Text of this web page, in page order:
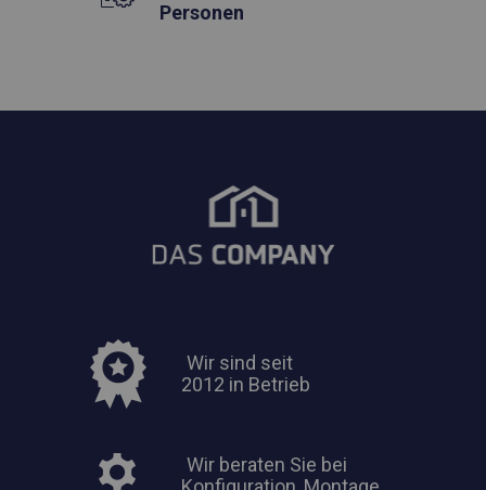
Personen
Wir sind seit
2012 in Betrieb
Wir beraten Sie bei